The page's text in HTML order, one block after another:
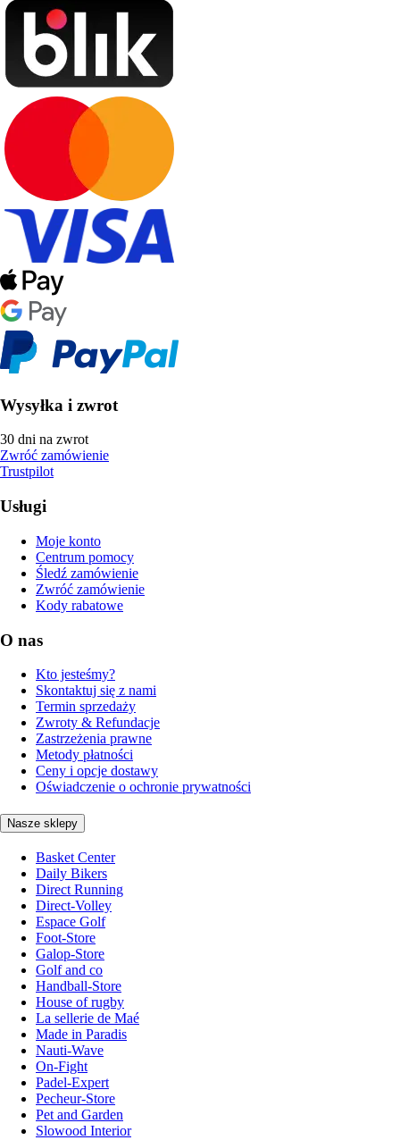
Wysyłka i zwrot
30 dni na zwrot
Zwróć zamówienie
Trustpilot
Usługi
Moje konto
Centrum pomocy
Śledź zamówienie
Zwróć zamówienie
Kody rabatowe
O nas
Kto jesteśmy?
Skontaktuj się z nami
Termin sprzedaży
Zwroty & Refundacje
Zastrzeżenia prawne
Metody płatności
Ceny i opcje dostawy
Oświadczenie o ochronie prywatności
Nasze sklepy
Basket Center
Daily Bikers
Direct Running
Direct-Volley
Espace Golf
Foot-Store
Galop-Store
Golf and co
Handball-Store
House of rugby
La sellerie de Maé
Made in Paradis
Nauti-Wave
On-Fight
Padel-Expert
Pecheur-Store
Pet and Garden
Slowood Interior